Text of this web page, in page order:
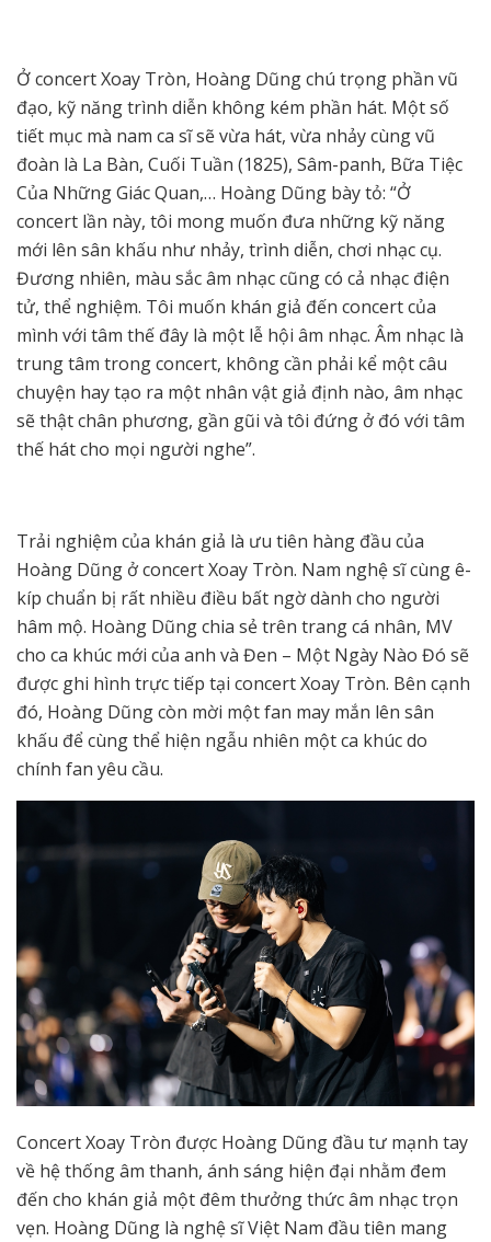
Ở concert Xoay Tròn, Hoàng Dũng chú trọng phần vũ
đạo, kỹ năng trình diễn không kém phần hát. Một số
tiết mục mà nam ca sĩ sẽ vừa hát, vừa nhảy cùng vũ
đoàn là La Bàn, Cuối Tuần (1825), Sâm-panh, Bữa Tiệc
Của Những Giác Quan,… Hoàng Dũng bày tỏ: “Ở
concert lần này, tôi mong muốn đưa những kỹ năng
mới lên sân khấu như nhảy, trình diễn, chơi nhạc cụ.
Đương nhiên, màu sắc âm nhạc cũng có cả nhạc điện
tử, thể nghiệm. Tôi muốn khán giả đến concert của
mình với tâm thế đây là một lễ hội âm nhạc. Âm nhạc là
trung tâm trong concert, không cần phải kể một câu
chuyện hay tạo ra một nhân vật giả định nào, âm nhạc
sẽ thật chân phương, gần gũi và tôi đứng ở đó với tâm
thế hát cho mọi người nghe”.
Trải nghiệm của khán giả là ưu tiên hàng đầu của
Hoàng Dũng ở concert Xoay Tròn. Nam nghệ sĩ cùng ê-
kíp chuẩn bị rất nhiều điều bất ngờ dành cho người
hâm mộ. Hoàng Dũng chia sẻ trên trang cá nhân, MV
cho ca khúc mới của anh và Đen – Một Ngày Nào Đó sẽ
được ghi hình trực tiếp tại concert Xoay Tròn. Bên cạnh
đó, Hoàng Dũng còn mời một fan may mắn lên sân
khấu để cùng thể hiện ngẫu nhiên một ca khúc do
chính fan yêu cầu.
Concert Xoay Tròn được Hoàng Dũng đầu tư mạnh tay
về hệ thống âm thanh, ánh sáng hiện đại nhằm đem
đến cho khán giả một đêm thưởng thức âm nhạc trọn
vẹn. Hoàng Dũng là nghệ sĩ Việt Nam đầu tiên mang